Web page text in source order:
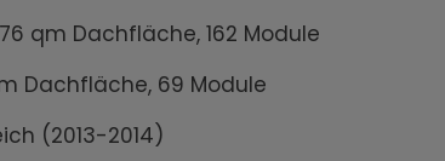
qm Dachfläche, 162 Module
Dachfläche, 69 Module
(2013-2014)